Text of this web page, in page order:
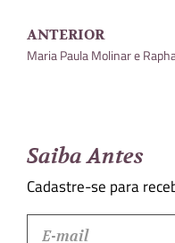
ANTERIOR
Saiba Antes
Cadastre-se para